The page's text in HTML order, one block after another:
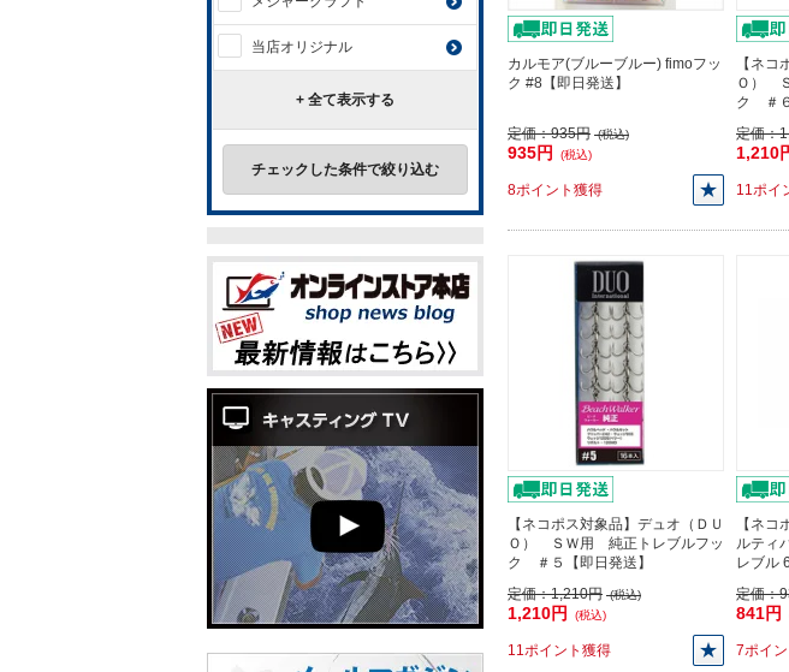
カルモア(ブルーブルー) fimoフッ
ク #8【即日発送】
定価：935円 (税込)
935円 (税込)
8ポイント獲得
【ネコ
Ｏ）
ク ＃６
定価：
1,210
11ポイ
【ネコポス対象品】デュオ（ＤＵ
Ｏ） ＳＷ用 純正トレブルフッ
ク ＃５【即日発送】
定価：1,210円 (税込)
1,210円 (税込)
11ポイント獲得
【ネコ
ルティ
レブル
定価：
841円
7ポイ
当店オリジナル
+ 全て表示する
チェックした条件で絞り込む